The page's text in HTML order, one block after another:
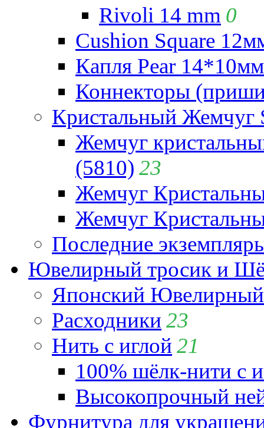
Rivoli 14 mm 0
Cushion Square
Капля Pear
Коннекторы
Кристальный Жемчуг
Жемчуг
(5810) 23
Жемчуг
Жемчуг
Последние
Ювелирный тросик и
Японский
Расходники 23
Нить с иглой 21
100% шёлк-нити с
Высокопрочный
Фурнитура для